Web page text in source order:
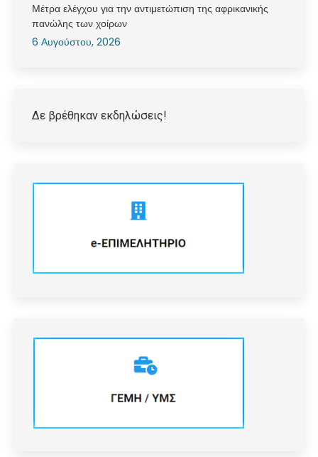
Μέτρα ελέγχου για την αντιμετώπιση της αφρικανικής
πανώλης των χοίρων
6 Αυγούστου, 2026
Δε βρέθηκαν εκδηλώσεις!